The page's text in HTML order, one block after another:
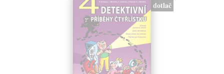
dotlač